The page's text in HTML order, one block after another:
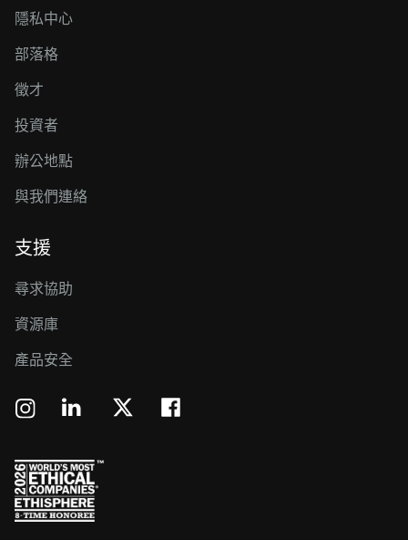
隱私中心
部落格
徵才
投資者
辦公地點
與我們連絡
支援
尋求協助
資源庫
產品安全